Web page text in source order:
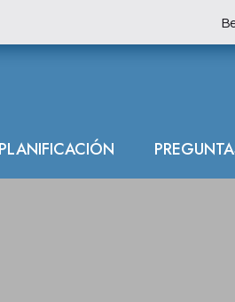
PLANIFICACIÓN